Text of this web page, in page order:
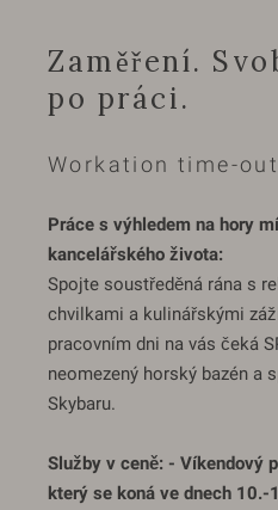
Zaměření.
po práci.
Workation time-
Práce s výhledem na hory
kancelářského života:
Spojte soustředěná rána s
chvilkami a kulinářskými
pracovním dni na vás čeká
neomezený horský bazén a
Skybaru.
Služby v ceně: - Víkendový
který se koná ve dnech